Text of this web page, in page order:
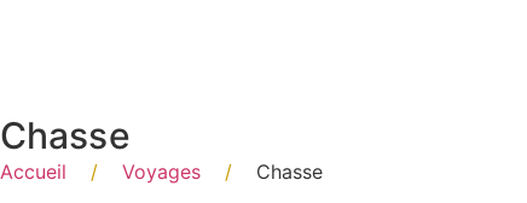
Chasse
Accueil / Voyages / Chasse